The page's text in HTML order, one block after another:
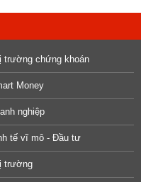
trường chứng khoán
Money
nghiệp
tế vĩ mô - Đầu tư
trường